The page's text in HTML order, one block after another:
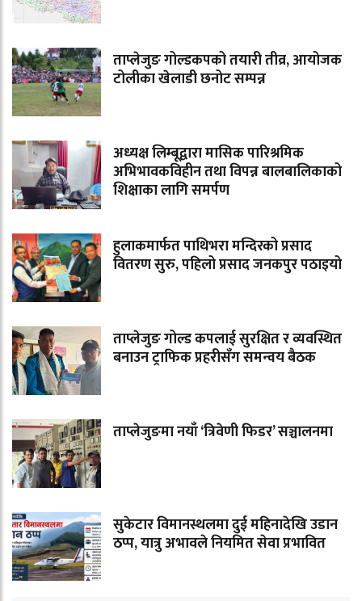
ताप्लेजुङ गोल्डकपको तयारी तीव्र, आयोजक
टोलीका खेलाडी छनोट सम्पन्न
अध्यक्ष लिम्बूद्वारा मासिक पारिश्रमिक
अभिभावकविहीन तथा विपन्न बालबालिकाको
शिक्षाका लागि समर्पण
हुलाकमार्फत पाथिभरा मन्दिरको प्रसाद
वितरण सुरु, पहिलो प्रसाद जनकपुर पठाइयो
ताप्लेजुङ गोल्ड कपलाई सुरक्षित र व्यवस्थित
बनाउन ट्राफिक प्रहरीसँग समन्वय बैठक
ताप्लेजुङमा नयाँ ‘त्रिवेणी फिडर’ सञ्चालनमा
सुकेटार विमानस्थलमा दुई महिनादेखि उडान
ठप्प, यात्रु अभावले नियमित सेवा प्रभावित